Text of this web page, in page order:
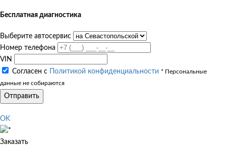
Бесплатная диагностика
Выберите автосервис
Номер телефона
VIN
Согласен с
Политикой конфиденциальности * Персональные
данные не собираются
Отправить
OK
Заказать